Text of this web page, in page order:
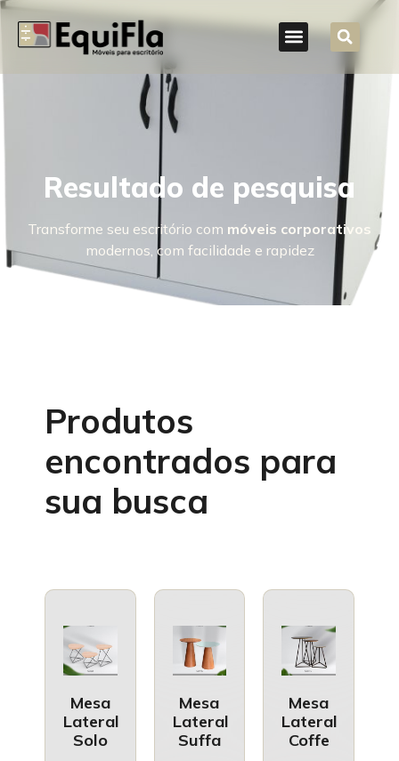
Resultado de pesquisa
Transforme seu escritório com móveis corporativos
modernos, com facilidade e rapidez
Produtos
encontrados para
sua busca
Mesa
Lateral
Solo
Mesa
Lateral
Suffa
Mesa
Lateral
Coffe